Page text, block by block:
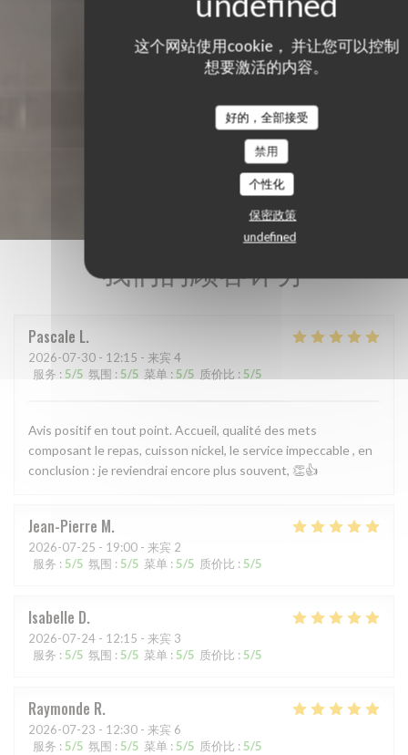
这个网站使用cookie， 并让您可以控制
想要激活的内容。
好的，全部接受
禁用
个性化
保密政策
undefined
我们的顾客评分
Pascale L
2026-07-30 - 12:15 - 来宾 4
服务 : 5/5 氛围 : 5/5 菜单 : 5/5 质价比 : 5/5
Avis positif en tout point. Accueil, qualité des mets
composant le repas, cuisson nickel, le service impeccable , en
conclusion : je reviendrai encore plus souvent, 👏👍
Jean-Pierre M
2026-07-25 - 19:00 - 来宾 2
服务 : 5/5 氛围 : 5/5 菜单 : 5/5 质价比 : 5/5
Isabelle D
2026-07-24 - 12:15 - 来宾 3
服务 : 5/5 氛围 : 5/5 菜单 : 5/5 质价比 : 5/5
Raymonde R
2026-07-23 - 12:30 - 来宾 6
服务 : 5/5 氛围 : 5/5 菜单 : 5/5 质价比 : 5/5